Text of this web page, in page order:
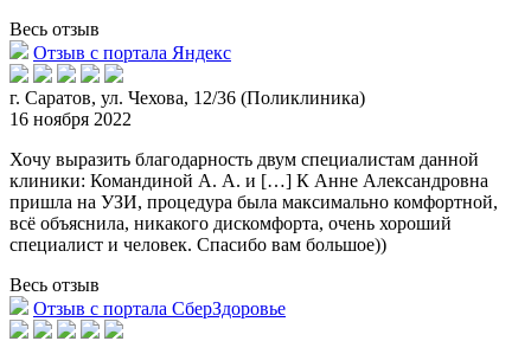
Весь отзыв
Отзыв с портала Яндекс
г. Саратов, ул. Чехова, 12/36 (Поликлиника)
16 ноября 2022
Хочу выразить благодарность двум специалистам данной
клиники: Командиной А. А. и […] К Анне Александровна
пришла на УЗИ, процедура была максимально комфортной,
всё объяснила, никакого дискомфорта, очень хороший
специалист и человек. Спасибо вам большое))
Весь отзыв
Отзыв с портала СберЗдоровье